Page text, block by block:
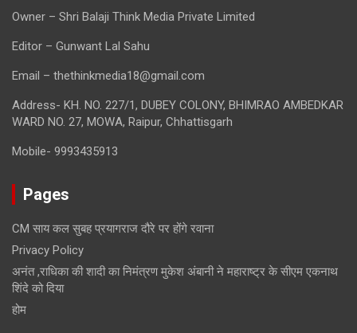
Owner – Shri Balaji Think Media Private Limited
Editor – Gunwant Lal Sahu
Email – thethinkmedia18@gmail.com
Address- KH. NO. 227/1, DUBEY COLONY, BHIMRAO AMBEDKAR
WARD NO. 27, MOWA, Raipur, Chhattisgarh
Mobile- 9993435913
Pages
CM साय कल सुबह प्रयागराज दौरे पर होंगे रवाना
Privacy Policy
अनंत ,राधिका की शादी का निमंत्रण मुकेश अंबानी ने महाराष्ट्र के सीएम एकनाथ
शिंदे को दिया
होम